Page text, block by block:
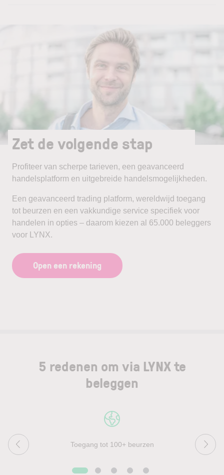
Zet de volgende stap
Profiteer van scherpe tarieven, een geavanceerd
handelsplatform en uitgebreide handelsmogelijkheden.
Een geavanceerd trading platform, wereldwijd toegang
tot beurzen en een vakkundige service specifiek voor
handelen in opties – daarom kiezen al 65.000 beleggers
voor LYNX.
Open een rekening
5 redenen om via LYNX te
beleggen
Toegang tot 100+ beurzen